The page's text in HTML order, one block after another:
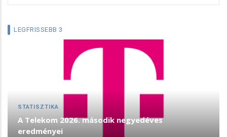
LEGFRISSEBB 3
STATISZTIKA
A Telekom 2026. második negyedéves
eredményei